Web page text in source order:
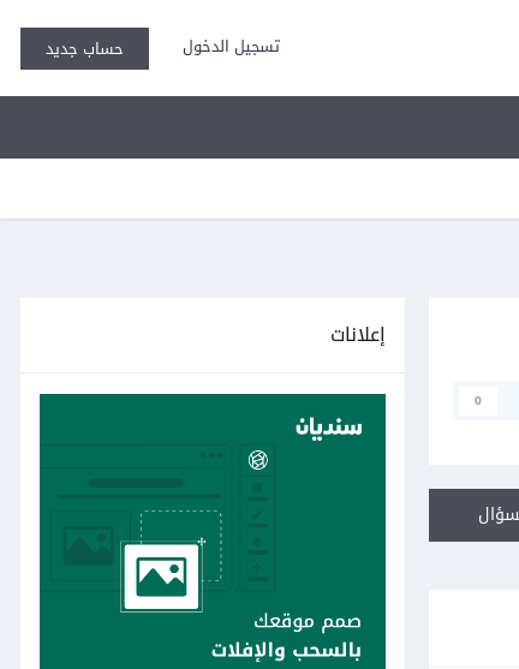
تسجيل الدخول حساب جديد
0
إعلانات